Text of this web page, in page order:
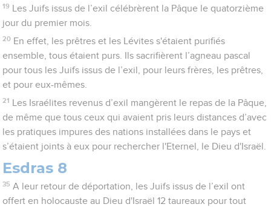
19
Les Juifs issus de l’exil célébrèrent la Pâque le quatorzième
jour du premier mois.
20 En effet, les prêtres et les Lévites s'étaient purifiés
ensemble, tous étaient purs. Ils sacrifièrent l’agneau pascal
pour tous les Juifs issus de l’exil, pour leurs frères, les prêtres,
et pour eux-mêmes.
21
Les Israélites revenus d’exil mangèrent le repas de la Pâque,
de même que tous ceux qui avaient pris leurs distances d’avec
les pratiques impures des nations installées dans le pays et
s’étaient joints à eux pour rechercher l'Eternel, le Dieu d'Israël.
Esdras 8
35 A leur retour de déportation, les Juifs issus de l’exil ont
offert en holocauste au Dieu d'Israël 12 taureaux pour tout